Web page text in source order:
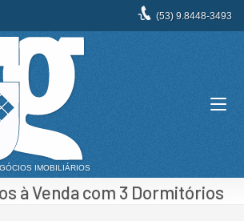
(53) 9.8448-3493
à Venda com 3 Dormitórios